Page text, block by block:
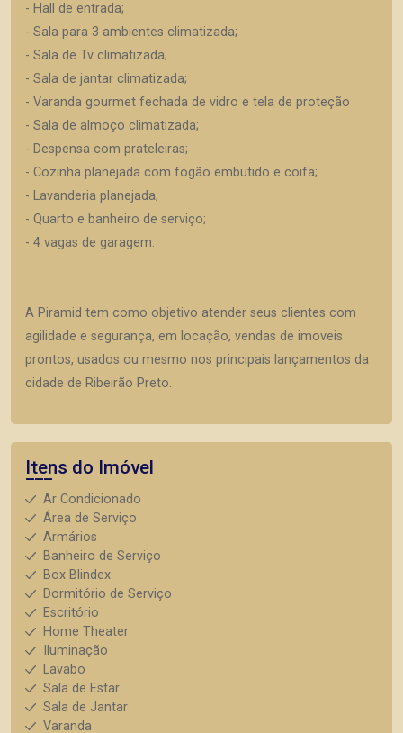
- Hall de entrada;
- Sala para 3 ambientes climatizada;
- Sala de Tv climatizada;
- Sala de jantar climatizada;
- Varanda gourmet fechada de vidro e tela de proteção
- Sala de almoço climatizada;
- Despensa com prateleiras;
- Cozinha planejada com fogão embutido e coifa;
- Lavanderia planejada;
- Quarto e banheiro de serviço;
- 4 vagas de garagem.
A Piramid tem como objetivo atender seus clientes com
agilidade e segurança, em locação, vendas de imoveis
prontos, usados ou mesmo nos principais lançamentos da
cidade de Ribeirão Preto.
Itens do Imóvel
Ar Condicionado
Área de Serviço
Armários
Banheiro de Serviço
Box Blindex
Dormitório de Serviço
Escritório
Home Theater
Iluminação
Lavabo
Sala de Estar
Sala de Jantar
Varanda